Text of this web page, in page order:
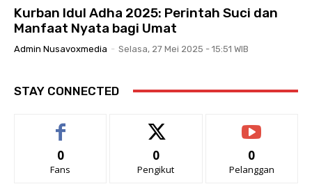
Kurban Idul Adha 2025: Perintah Suci dan
Manfaat Nyata bagi Umat
Admin Nusavoxmedia - Selasa, 27 Mei 2025 - 15:51 WIB
STAY CONNECTED
0
Fans
0
Pengikut
0
Pelanggan